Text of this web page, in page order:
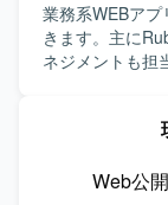
業務系WEBア
きます。主に
ネジメントも担
Web公